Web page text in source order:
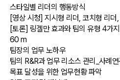
스타일별 리더의 행동방식
[영상 시청] 지시형 리더, 코치형 리더
[토론] 링겔만 효과와 팀의 유형 4가지
60 m
팀장의 업무 노하우
팀의 R&R과 업무 리소스 관리_사례연
목표 달성을 위한 업무현황 파악